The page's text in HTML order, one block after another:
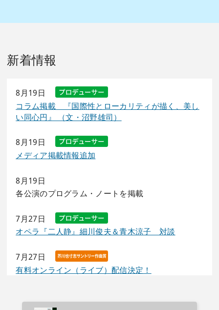
新着情報
8月19日
コラム掲載 『国際性とローカリティが描く、美し
い同心円』 （文・沼野雄司）
8月19日
メディア掲載情報追加
8月19日
各公演のプログラム・ノートを掲載
7月27日
オペラ『二人静』細川俊夫＆青木涼子 対談
7月27日
有料オンライン（ライブ）配信決定！